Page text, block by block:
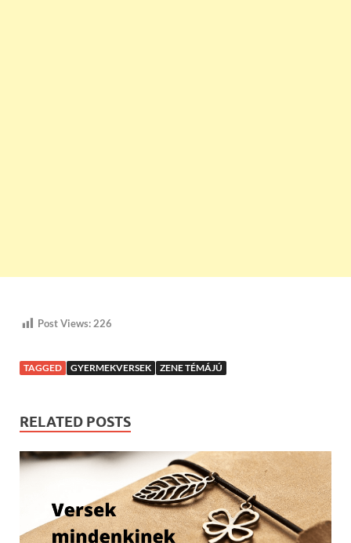
Post Views: 226
TAGGED GYERMEKVERSEK ZENE TÉMÁJÚ
RELATED POSTS